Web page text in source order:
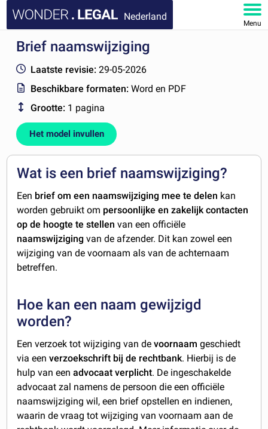
Nederland
Menu
HOME
DOCUMENTEN
FAQ
MIJN ACCOUNT
Brief naamswijziging
Laatste revisie: 29-05-2026
Beschikbare formaten:Word en PDF
Grootte: 1 pagina
Het model invullen
Wat is een brief naamswijziging?
Een brief om een naamswijziging mee te delen kan
worden gebruikt om persoonlijke en zakelijk contacten
op de hoogte te stellen van een officiële
naamswijziging van de afzender. Dit kan zowel een
wijziging van de voornaam als van de achternaam
betreffen.
Hoe kan een naam gewijzigd
worden?
Een verzoek tot wijziging van devoornaam geschiedt
via eenverzoekschrift bij de rechtbank. Hierbij is de
hulp van eenadvocaat verplicht. De ingeschakelde
advocaat zal namens de persoon die een officiële
naamswijziging wil, een brief opstellen en indienen,
waarin de vraag tot wijziging van voornaam aan de